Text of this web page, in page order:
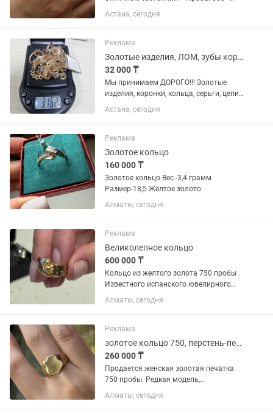
Размер: 16,5 • Вес: 1,4 г Кольцо
носилось очень редко и бережно, без
смотрится на руке и...
Астана, сегодня
Реклама
Золотые изделия, ЛОМ, зубы коронки, СКУПКА, выезд на адрес!!!
32 000 ₸
Мы принимаем ДОРОГО!!! Золотые
изделия, коронки, кольца, серьги, цепи,
лом!!! Выкупаем с ломбарда, не влияет
на кредитную историю!!! Также в
золота и...
Астана, сегодня
Реклама
Золотое кольцо
160 000 ₸
Золотое кольцо Вес -3,4 грамм
Размер-18,5 Жёлтое золото
Алматы, сегодня
Реклама
Великолепное кольцо
600 000 ₸
Кольцо из желтого золота 750 пробы .
Известного испанского ювелирного
бренда Каррера и Каррера с
бриллиантами . Практически новое
Алматы, сегодня
Реклама
золотое кольцо 750, перстень-печатка
260 000 ₸
Продается женская золотая печатка
750 пробы. Редкая модель,
изготовлена ограниченным тиражом.
Состояние хорошее. Имеются
Алматы, сегодня